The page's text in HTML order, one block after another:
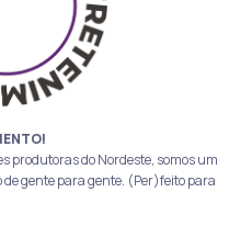
produtoras do Nordeste, somos um
gente para gente. (Per)feito para